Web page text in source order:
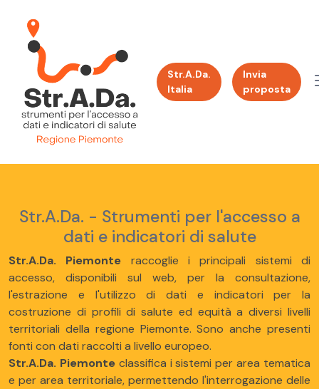
Str.A.Da.
Italia
Invia
proposta
Str.A.Da. - Strumenti per l'accesso a
dati e indicatori di salute
Str.A.Da. Piemonte raccoglie i principali sistemi di
accesso, disponibili sul web, per la consultazione,
l'estrazione e l'utilizzo di dati e indicatori per la
costruzione di profili di salute ed equità a diversi livelli
territoriali della regione Piemonte. Sono anche presenti
fonti con dati raccolti a livello europeo.
Str.A.Da. Piemonteclassifica i sistemi per area tematica
e per area territoriale, permettendo l'interrogazione delle